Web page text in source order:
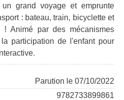
grand voyage et emprunte
: bateau, train, bicyclette et
! Animé par des mécanismes
participation de l'enfant pour
Parution le 07/10/2022
9782733899861